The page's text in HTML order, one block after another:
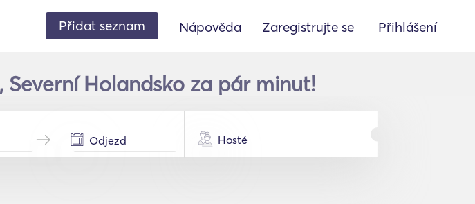
Přidat seznam Nápověda Zaregistrujte se Přihlášení
Holandsko za pár minut!
Hosté